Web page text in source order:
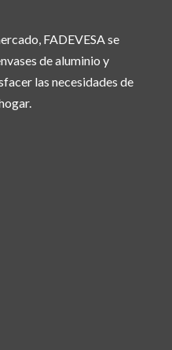
FADEVESA se
de aluminio y
las necesidades de